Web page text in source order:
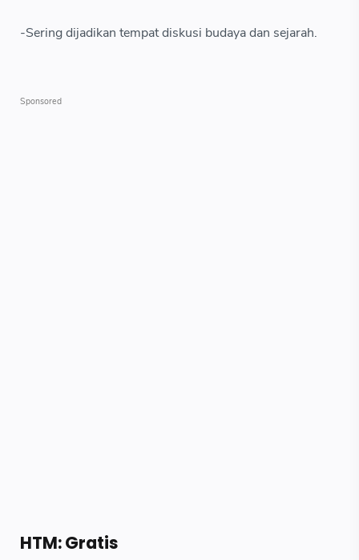
-Sering dijadikan tempat diskusi budaya dan sejarah.
HTM: Gratis